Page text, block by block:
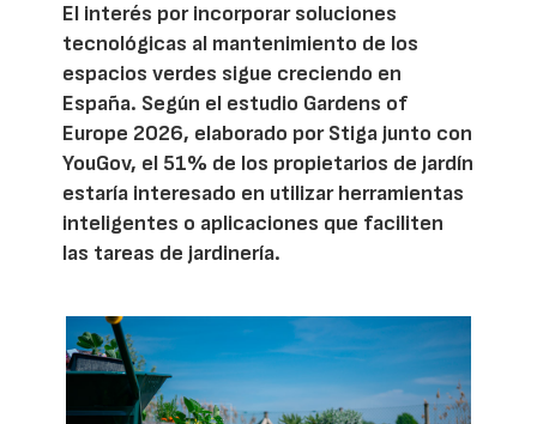
El interés por incorporar soluciones
tecnológicas al mantenimiento de los
espacios verdes sigue creciendo en
España. Según el estudio Gardens of
Europe 2026, elaborado por Stiga junto con
YouGov, el 51% de los propietarios de jardín
estaría interesado en utilizar herramientas
inteligentes o aplicaciones que faciliten
las tareas de jardinería.